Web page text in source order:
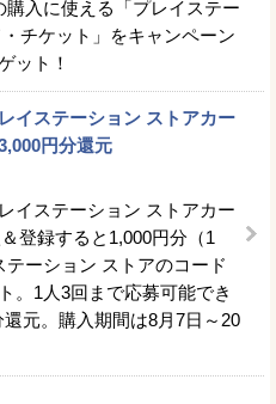
購入に使える「プレイステー
チケット」をキャンペーン
ット！
イステーション ストアカー
円分還元
イステーション ストアカー
登録すると1,000円分（1
ーション ストアのコード
。1人3回まで応募可能でき
元。購入期間は8月7日～20